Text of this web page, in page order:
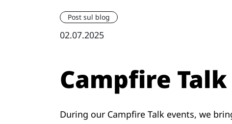
Post sul blog
02.07.2025
Campfire
During our Campfire Talk events, we